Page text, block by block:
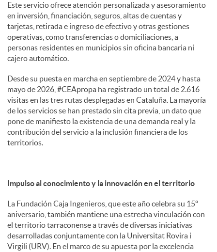
Este servicio ofrece atención personalizada y asesoramiento
en inversión, financiación, seguros, altas de cuentas y
tarjetas, retirada e ingreso de efectivo y otras gestiones
operativas, como transferencias o domiciliaciones, a
personas residentes en municipios sin oficina bancaria ni
cajero automático.
Desde su puesta en marcha en septiembre de 2024 y hasta
mayo de 2026, #CEApropa ha registrado un total de 2.616
visitas en las tres rutas desplegadas en Cataluña. La mayoría
de los servicios se han prestado sin cita previa, un dato que
pone de manifiesto la existencia de una demanda real y la
contribución del servicio a la inclusión financiera de los
territorios.
Impulso al conocimiento y la innovación en el territorio
La Fundación Caja Ingenieros, que este año celebra su 15º
aniversario, también mantiene una estrecha vinculación con
el territorio tarraconense a través de diversas iniciativas
desarrolladas conjuntamente con la Universitat Rovira i
Virgili (URV). En el marco de su apuesta por la excelencia